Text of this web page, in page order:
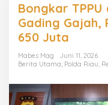
Bongkar
Gading Gajah,
650 Juta
Mabes Mag
Juni 11, 2026
Berita Utama, Polda Riau,